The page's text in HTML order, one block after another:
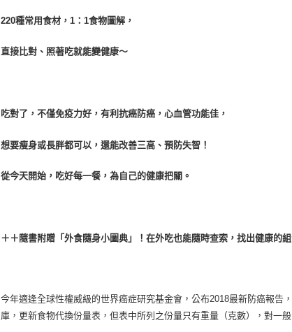
220種常用食材， 1 ： 1食物圖解，
直接比對、照著吃就能變健康～
吃對了，不僅免疫力好，有利抗癌防癌，心血管功能佳，
想要瘦身或長胖都可以，還能改善三高、預防失智！
從今天開始，吃好每一餐，為自己的健康把關。
＋＋隨書附贈「外食隨身小圖典」！在外吃也能隨時查索，找出健康的
今年適逢全球性權威級的世界癌症研究基金會，公布2018最新防癌報
庫，更新食物代換份量表，但表中所列之份量只有重量（克數），對一